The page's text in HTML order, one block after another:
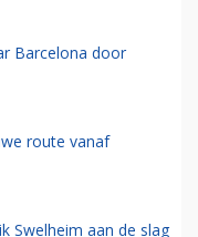
Barcelona door
route vanaf
Swelheim aan de slag